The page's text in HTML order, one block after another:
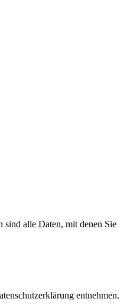
sind alle Daten, mit denen Sie
entnehmen.